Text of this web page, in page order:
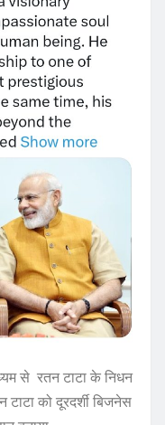
से रतन टाटा के निधन
को दूरदर्शी बिजनेस